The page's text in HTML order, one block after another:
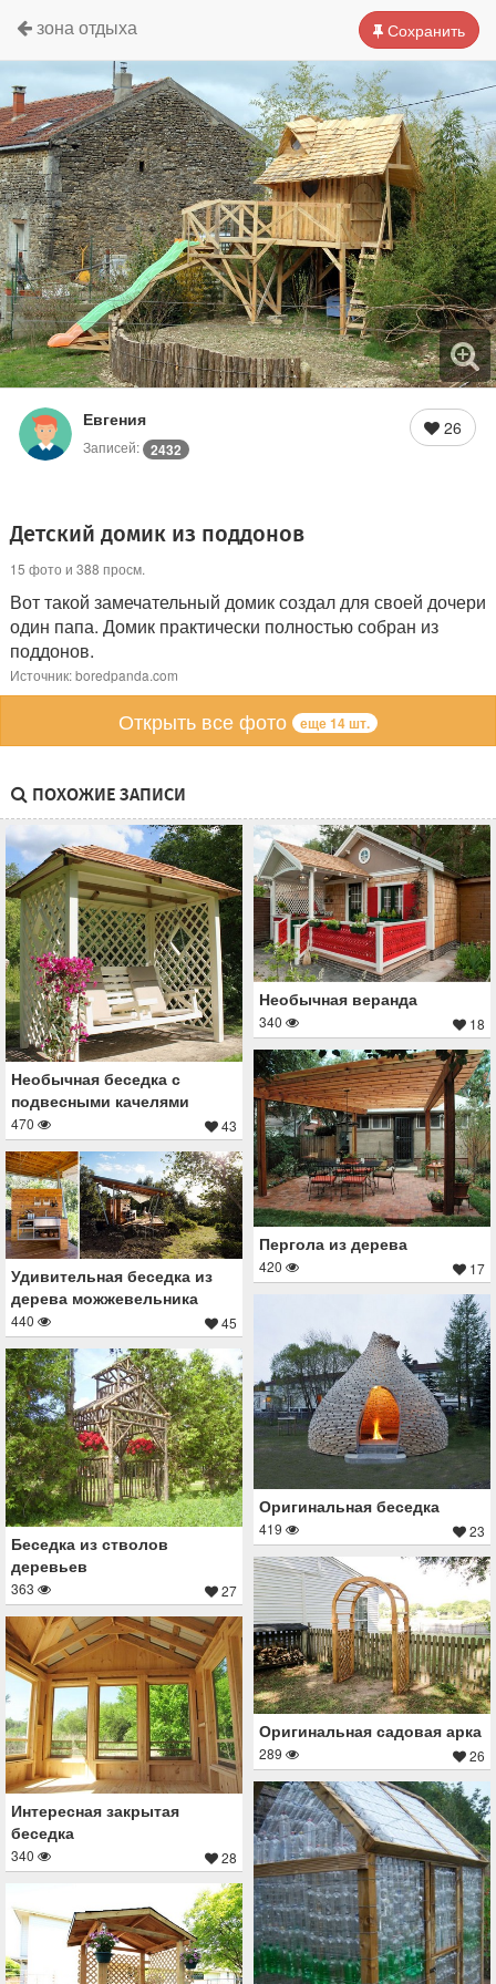
Сохранить
зона отдыха
Евгения
Записей: 2432
26
Детский домик из поддонов
15 фото и 388 просм.
Вот такой замечательный домик создал для своей дочери
один папа. Домик практически полностью собран из
поддонов.
Источник: boredpanda.com
Открыть все фото еще 14 шт.
ПОХОЖИЕ ЗАПИСИ
Необычная беседка с
подвесными качелями
470 43
Необычная веранда
340 18
Пергола из дерева
420 17
Удивительная беседка из
дерева можжевельника
440 45
Оригинальная беседка
419 23
Беседка из стволов
деревьев
363 27
Оригинальная садовая арка
289 26
Интересная закрытая
беседка
340 28